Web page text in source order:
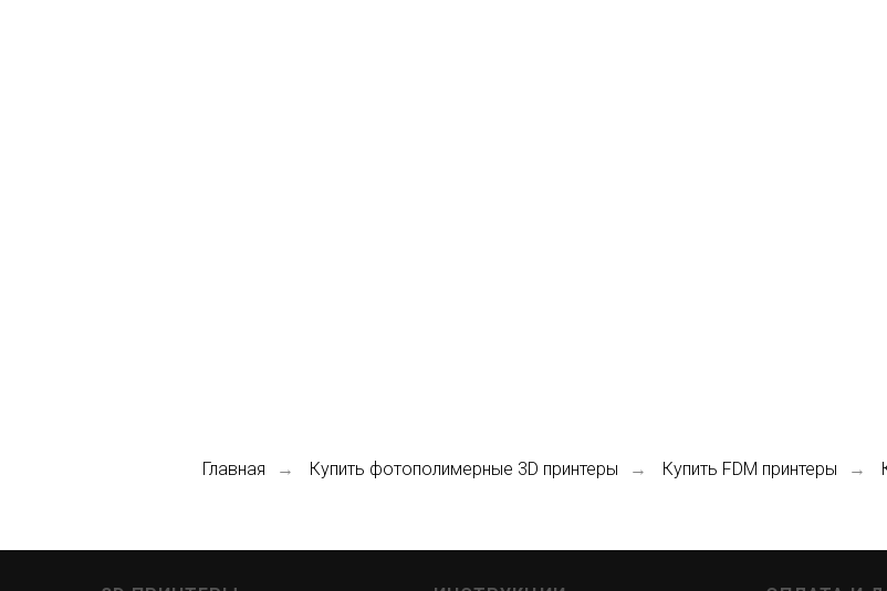
Главная → Купить фотополимерные 3D принтеры → Купить FDM принтеры →